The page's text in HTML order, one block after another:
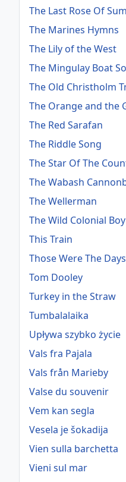
The Last Rose Of
The Marines Hymns
The Lily of the West
The Mingulay Boat
The Old Christholm
The Orange and the
The Red Sarafan
The Riddle Song
The Star Of The
The Wabash
The Wellerman
The Wild Colonial Boy
This Train
Those Were The Days
Tom Dooley
Turkey in the Straw
Tumbalalaika
Upływa szybko życie
Vals fra Pajala
Vals från Marieby
Valse du souvenir
Vem kan segla
Vesela je šokadija
Vien sulla barchetta
Vieni sul mar